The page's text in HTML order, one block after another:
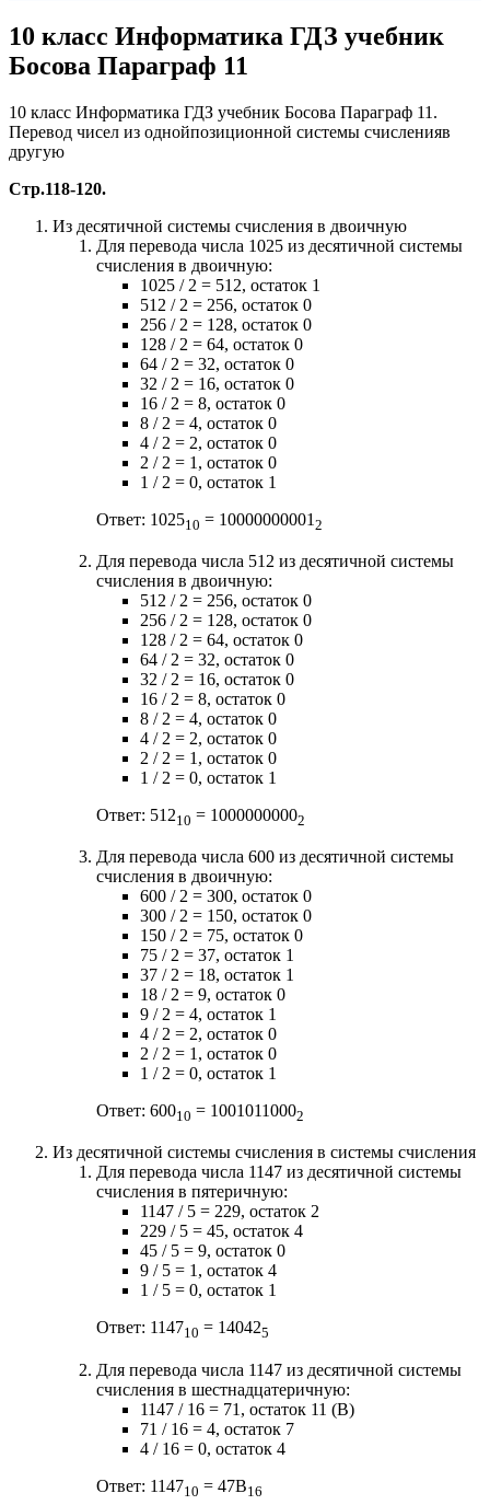
10 класс Информатика ГДЗ учебник
Босова Параграф 11
10 класс Информатика ГДЗ учебник Босова Параграф 11.
Перевод чисел из однойпозиционной системы счисленияв
другую
Стр.118-120.
Из десятичной системы счисления в двоичную
Для перевода числа 1025 из десятичной системы
счисления в двоичную:
1025 / 2 = 512, остаток 1
512 / 2 = 256, остаток 0
256 / 2 = 128, остаток 0
128 / 2 = 64, остаток 0
64 / 2 = 32, остаток 0
32 / 2 = 16, остаток 0
16 / 2 = 8, остаток 0
8 / 2 = 4, остаток 0
4 / 2 = 2, остаток 0
2 / 2 = 1, остаток 0
1 / 2 = 0, остаток 1
Ответ: 102510 = 10000000001 2
Для перевода числа 512 из десятичной системы
счисления в двоичную:
512 / 2 = 256, остаток 0
256 / 2 = 128, остаток 0
128 / 2 = 64, остаток 0
64 / 2 = 32, остаток 0
32 / 2 = 16, остаток 0
16 / 2 = 8, остаток 0
8 / 2 = 4, остаток 0
4 / 2 = 2, остаток 0
2 / 2 = 1, остаток 0
1 / 2 = 0, остаток 1
Ответ: 51210 = 10000000002
Для перевода числа 600 из десятичной системы
счисления в двоичную:
600 / 2 = 300, остаток 0
300 / 2 = 150, остаток 0
150 / 2 = 75, остаток 0
75 / 2 = 37, остаток 1
37 / 2 = 18, остаток 1
18 / 2 = 9, остаток 0
9 / 2 = 4, остаток 1
4 / 2 = 2, остаток 0
2 / 2 = 1, остаток 0
1 / 2 = 0, остаток 1
Ответ: 60010 = 10010110002
Из десятичной системы счисления в системы счисления
Для перевода числа 1147 из десятичной системы
счисления в пятеричную:
1147 / 5 = 229, остаток 2
229 / 5 = 45, остаток 4
45 / 5 = 9, остаток 0
9 / 5 = 1, остаток 4
1 / 5 = 0, остаток 1
Ответ: 114710 = 140425
Для перевода числа 1147 из десятичной системы
счисления в шестнадцатеричную:
1147 / 16 = 71, остаток 11 (B)
71 / 16 = 4, остаток 7
4 / 16 = 0, остаток 4
Ответ: 114710 = 47B16